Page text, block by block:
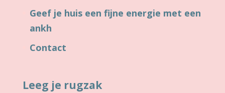
Geef je huis een fijne energie met een
ankh
Contact
Leeg je rugzak